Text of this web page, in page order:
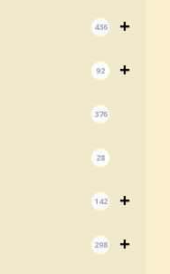
+
436
+
92
376
28
+
142
+
298